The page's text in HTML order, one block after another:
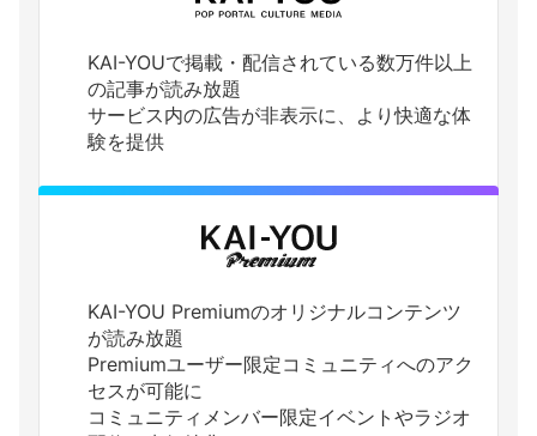
KAI-YOUで掲載・配信されている数万件以上
の記事が読み放題
サービス内の広告が非表示に、より快適な体
験を提供
KAI-YOU Premiumのオリジナルコンテンツ
が読み放題
Premiumユーザー限定コミュニティへのアク
セスが可能に
コミュニティメンバー限定イベントやラジオ